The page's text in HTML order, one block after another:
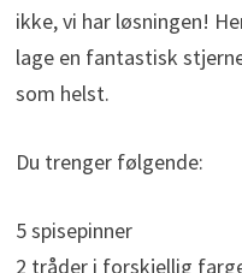
ikke, vi har løsningen!
lage en fantastisk
som helst.
Du trenger følgende:
5 spisepinner
2 tråder i forskjellig